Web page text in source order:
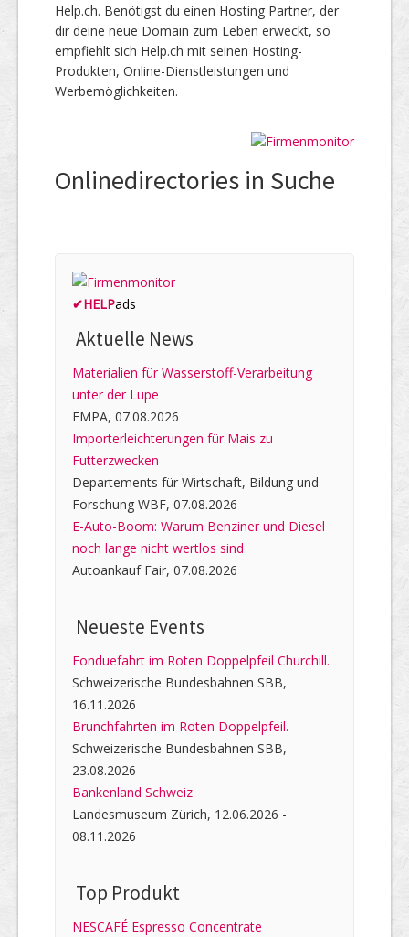
Help.ch. Benötigst du einen Hosting Partner, der
dir deine neue Domain zum Leben erweckt, so
empfiehlt sich Help.ch mit seinen Hosting-
Produkten, Online-Dienstleistungen und
Werbemöglichkeiten.
Onlinedirectories in Suche
✔HELPads
Aktuelle News
Materialien für Wasserstoff-Verarbeitung
unter der Lupe
EMPA, 07.08.2026
Importerleichterungen für Mais zu
Futterzwecken
Departements für Wirtschaft, Bildung und
Forschung WBF, 07.08.2026
E-Auto-Boom: Warum Benziner und Diesel
noch lange nicht wertlos sind
Autoankauf Fair, 07.08.2026
Neueste Events
Fonduefahrt im Roten Doppelpfeil Churchill.
Schweizerische Bundesbahnen SBB,
16.11.2026
Brunchfahrten im Roten Doppelpfeil.
Schweizerische Bundesbahnen SBB,
23.08.2026
Bankenland Schweiz
Landesmuseum Zürich, 12.06.2026 -
08.11.2026
Top Produkt
NESCAFÉ Espresso Concentrate